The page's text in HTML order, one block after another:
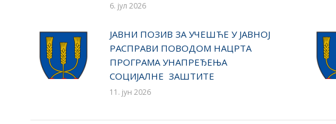
6. јул 2026
ЈАВНИ ПОЗИВ ЗА УЧЕШЋЕ У ЈАВНОЈ
РАСПРАВИ ПОВОДОМ НАЦРТА
ПРОГРАМА УНАПРЕЂЕЊА
СОЦИЈАЛНЕ ЗАШТИТЕ
11. јун 2026